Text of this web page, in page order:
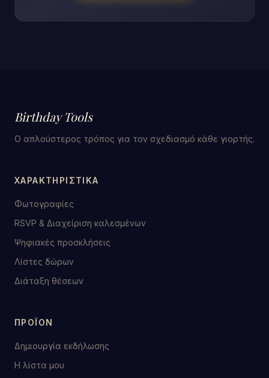
Birthday Tools
Ο απλούστερος τρόπος για τον σχεδιασμό κάθε γιορτής.
ΧΑΡΑΚΤΗΡΙΣΤΙΚΆ
Φωτογραφίες
RSVP & Διαχείριση καλεσμένων
Ψηφιακές προσκλήσεις
Λίστες δώρων
Διάταξη θέσεων
ΠΡΟΪΌΝ
Δημιουργία εκδήλωσης
Η λίστα μου